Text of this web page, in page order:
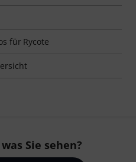
für Rycote
Sie sehen?